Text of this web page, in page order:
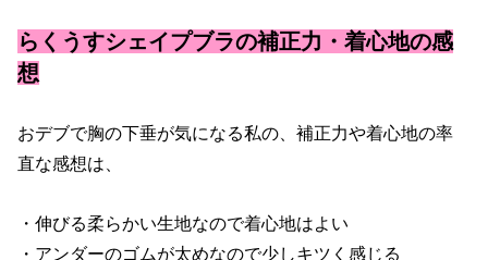
らくうすシェイプブラの補正力・着心地の感
想
おデブで胸の下垂が気になる私の、補正力や着心地の率
直な感想は、
・伸びる柔らかい生地なので着心地はよい
・アンダーのゴムが太めなので少しキツく感じる